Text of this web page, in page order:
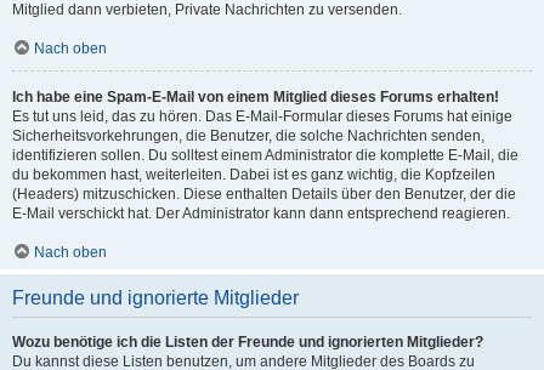
Mitglied dann verbieten, Private Nachrichten zu versenden.
Nach oben
Ich habe eine Spam-E-Mail von einem Mitglied dieses Forums erhalten!
Es tut uns leid, das zu hören. Das E-Mail-Formular dieses Forums hat einige
Sicherheitsvorkehrungen, die Benutzer, die solche Nachrichten senden,
identifizieren sollen. Du solltest einem Administrator die komplette E-Mail, die
du bekommen hast, weiterleiten. Dabei ist es ganz wichtig, die Kopfzeilen
(Headers) mitzuschicken. Diese enthalten Details über den Benutzer, der die
E-Mail verschickt hat. Der Administrator kann dann entsprechend reagieren.
Nach oben
Freunde und ignorierte Mitglieder
Wozu benötige ich die Listen der Freunde und ignorierten Mitglieder?
Du kannst diese Listen benutzen, um andere Mitglieder des Boards zu